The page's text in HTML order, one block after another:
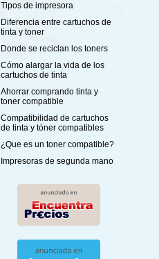
Tipos de impresora
Diferencia entre cartuchos de
tinta y toner
Donde se reciclan los toners
Cómo alargar la vida de los
cartuchos de tinta
Ahorrar comprando tinta y
toner compatible
Compatibilidad de cartuchos
de tinta y tóner compatibles
¿Que es un toner compatible?
Impresoras de segunda mano